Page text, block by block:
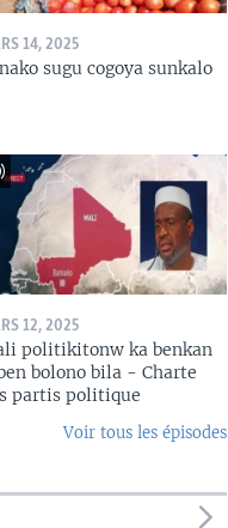
14, 2025
sugu cogoya sunkalo
12, 2025
politikitonw ka benkan
bolono bila - Charte
partis politique
Voir tous les épisodes